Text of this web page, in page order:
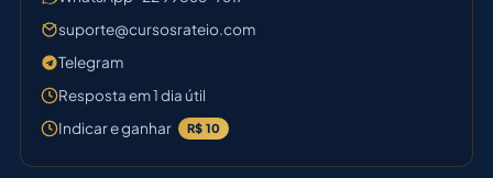
suporte@cursosrateio.com
Telegram
Resposta em 1 dia útil
Indicar e ganhar
R$ 10